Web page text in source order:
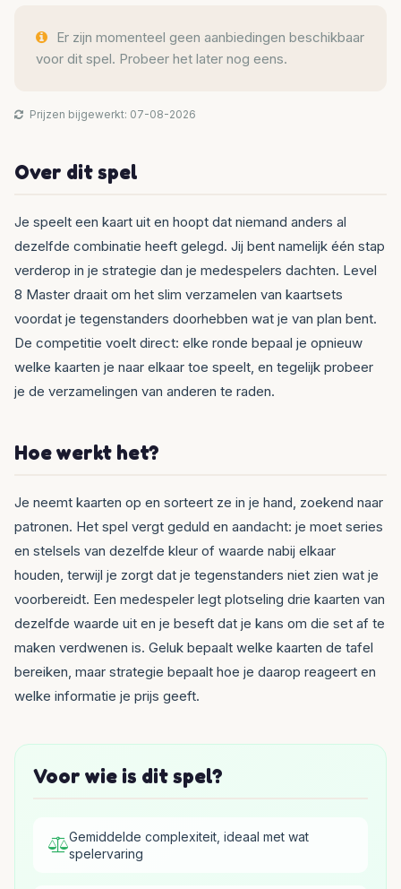
Er zijn momenteel geen aanbiedingen beschikbaar
voor dit spel. Probeer het later nog eens.
Prijzen bijgewerkt: 07-08-2026
Over dit spel
Je speelt een kaart uit en hoopt dat niemand anders al
dezelfde combinatie heeft gelegd. Jij bent namelijk één stap
verderop in je strategie dan je medespelers dachten. Level
8 Master draait om het slim verzamelen van kaartsets
voordat je tegenstanders doorhebben wat je van plan bent.
De competitie voelt direct: elke ronde bepaal je opnieuw
welke kaarten je naar elkaar toe speelt, en tegelijk probeer
je de verzamelingen van anderen te raden.
Hoe werkt het?
Je neemt kaarten op en sorteert ze in je hand, zoekend naar
patronen. Het spel vergt geduld en aandacht: je moet series
en stelsels van dezelfde kleur of waarde nabij elkaar
houden, terwijl je zorgt dat je tegenstanders niet zien wat je
voorbereidt. Een medespeler legt plotseling drie kaarten van
dezelfde waarde uit en je beseft dat je kans om die set af te
maken verdwenen is. Geluk bepaalt welke kaarten de tafel
bereiken, maar strategie bepaalt hoe je daarop reageert en
welke informatie je prijs geeft.
Voor wie is dit spel?
Gemiddelde complexiteit, ideaal met wat
spelervaring